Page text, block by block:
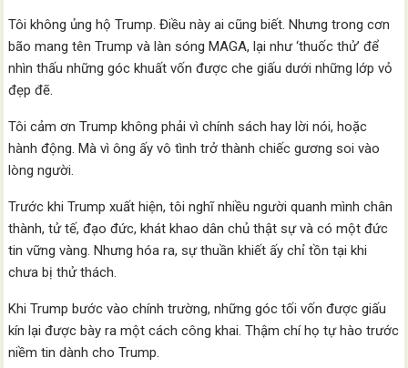
Tôi không ủng hộ Trump. Điều này ai cũng biết. Nhưng trong cơn
bão mang tên Trump và làn sóng MAGA, lại như ‘thuốc thử’ để
nhìn thấu những góc khuất vốn được che giấu dưới những lớp vỏ
đẹp đẽ.
Tôi cảm ơn Trump không phải vì chính sách hay lời nói, hoặc
hành động. Mà vì ông ấy vô tình trở thành chiếc gương soi vào
lòng người.
Trước khi Trump xuất hiện, tôi nghĩ nhiều người quanh mình chân
thành, tử tế, đạo đức, khát khao dân chủ thật sự và có một đức
tin vững vàng. Nhưng hóa ra, sự thuần khiết ấy chỉ tồn tại khi
chưa bị thử thách.
Khi Trump bước vào chính trường, những góc tối vốn được giấu
kín lại được bày ra một cách công khai. Thậm chí họ tự hào trước
niềm tin dành cho Trump.